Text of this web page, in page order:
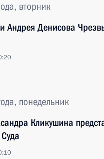
вторник
Андрея Денисова
понедельник
Кликушина